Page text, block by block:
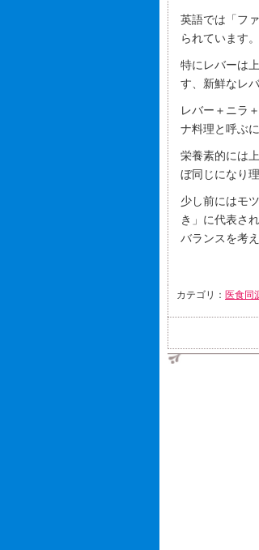
英語では「フ
られています。
特にレバーは
す、新鮮なレ
レバー＋ニラ
ナ料理と呼ぶ
栄養素的には
ぼ同じになり
少し前にはモ
き」に代表さ
バランスを考
カテゴリ： 医食同